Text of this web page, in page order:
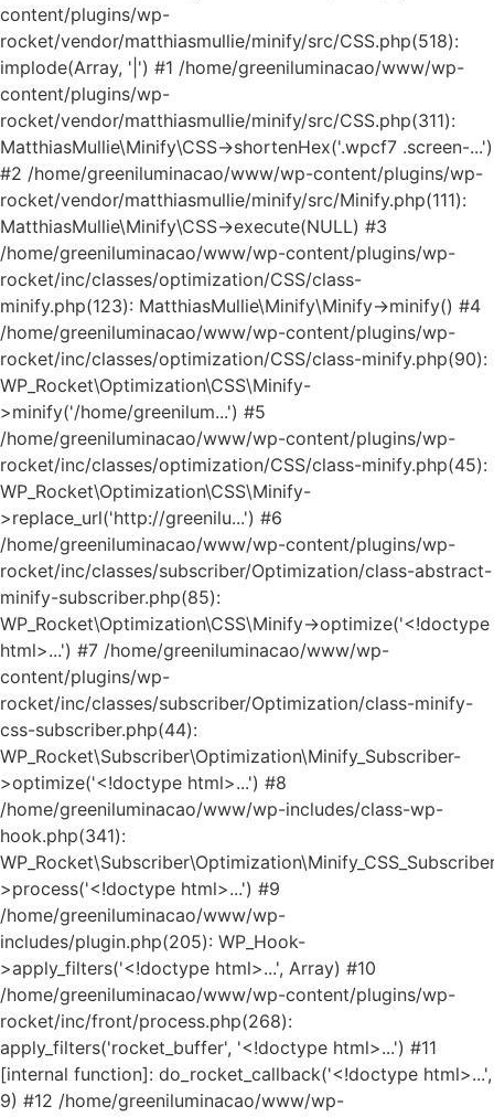
content/plugins/wp-
rocket/vendor/matthiasmullie/minify/src/CSS.php(518):
implode(Array, '|') #1 /home/greeniluminacao/www/wp-
content/plugins/wp-
rocket/vendor/matthiasmullie/minify/src/CSS.php(311):
MatthiasMullie\Minify\CSS->shortenHex('.wpcf7 .screen-...')
#2 /home/greeniluminacao/www/wp-content/plugins/wp-
rocket/vendor/matthiasmullie/minify/src/Minify.php(111):
MatthiasMullie\Minify\CSS->execute(NULL) #3
/home/greeniluminacao/www/wp-content/plugins/wp-
rocket/inc/classes/optimization/CSS/class-
minify.php(123): MatthiasMullie\Minify\Minify->minify() #4
/home/greeniluminacao/www/wp-content/plugins/wp-
rocket/inc/classes/optimization/CSS/class-minify.php(90):
WP_Rocket\Optimization\CSS\Minify-
>minify('/home/greenilum...') #5
/home/greeniluminacao/www/wp-content/plugins/wp-
rocket/inc/classes/optimization/CSS/class-minify.php(45):
WP_Rocket\Optimization\CSS\Minify-
>replace_url('http://greenilu...') #6
/home/greeniluminacao/www/wp-content/plugins/wp-
rocket/inc/classes/subscriber/Optimization/class-abstract-
minify-subscriber.php(85):
WP_Rocket\Optimization\CSS\Minify->optimize('<!doctype
html>...') #7 /home/greeniluminacao/www/wp-
content/plugins/wp-
rocket/inc/classes/subscriber/Optimization/class-minify-
css-subscriber.php(44):
WP_Rocket\Subscriber\Optimization\Minify_Subscriber-
>optimize('<!doctype html>...') #8
/home/greeniluminacao/www/wp-includes/class-wp-
hook.php(341):
>process('<!doctype html>...') #9
/home/greeniluminacao/www/wp-
includes/plugin.php(205): WP_Hook-
>apply_filters('<!doctype html>...', Array) #10
/home/greeniluminacao/www/wp-content/plugins/wp-
rocket/inc/front/process.php(268):
apply_filters('rocket_buffer', '<!doctype html>...') #11
[internal function]: do_rocket_callback('<!doctype html>...',
9) #12 /home/greeniluminacao/www/wp-